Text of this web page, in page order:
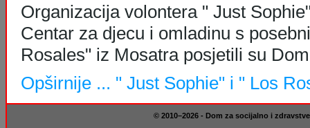
Organizacija volontera " Just
Centar za djecu i omladinu s
Rosales" iz Mosatra posjetili su
Opširnije ... " Just Sophie" i " Los
© 2010–2026 - Dom za socijalno i